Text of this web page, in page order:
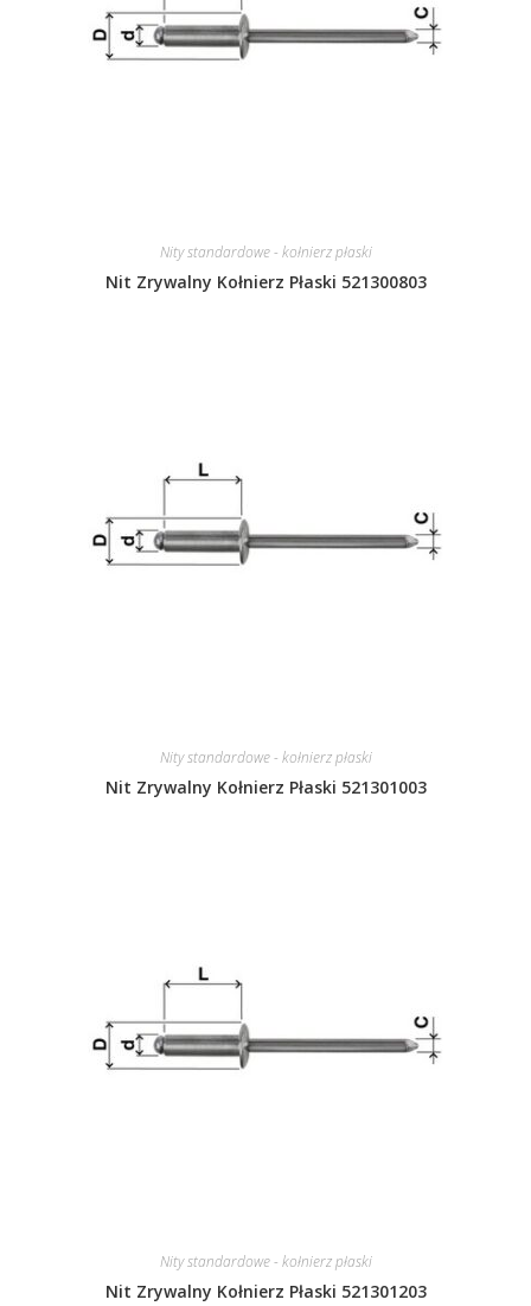
Nity standardowe - kołnierz płaski
Nit Zrywalny Kołnierz Płaski 521300803
Nity standardowe - kołnierz płaski
Nit Zrywalny Kołnierz Płaski 521301003
Nity standardowe - kołnierz płaski
Nit Zrywalny Kołnierz Płaski 521301203